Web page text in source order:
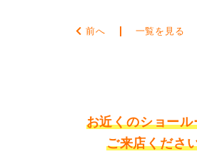
前へ 一覧を見る
お近くのショール
ご来店くださ